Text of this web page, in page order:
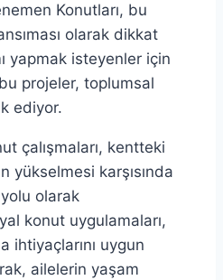
Konutları, bu
olarak dikkat
yapmak isteyenler için
projeler, toplumsal
ediyor.
çalışmaları, kentteki
yükselmesi karşısında
olarak
konut uygulamaları,
ihtiyaçlarını uygun
ailelerin yaşam